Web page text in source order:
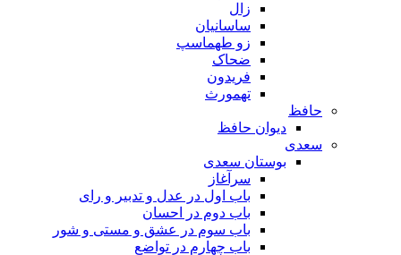
زال
ساسانیان
زو طهماسپ‏
ضحاک
فریدون
تهمورث
حافظ
دیوان حافظ
سعدی
بوستان سعدی
سرآغاز
باب اول در عدل و تدبیر و رای
باب دوم در احسان
باب سوم در عشق و مستی و شور
باب چهارم در تواضع